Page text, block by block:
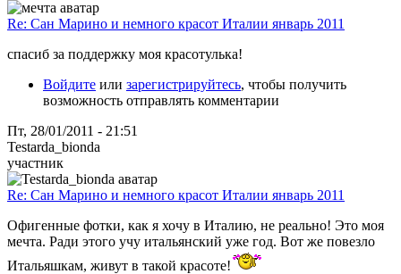
Re: Сан Марино и немного красот Италии январь 2011
спасиб за поддержку моя красотулька!
Войдите или зарегистрируйтесь, чтобы получить
возможность отправлять комментарии
Пт, 28/01/2011 - 21:51
Testarda_bionda
участник
Re: Сан Марино и немного красот Италии январь 2011
Офигенные фотки, как я хочу в Италию, не реально! Это моя
мечта. Ради этого учу итальянский уже год. Вот же повезло
Итальяшкам, живут в такой красоте!